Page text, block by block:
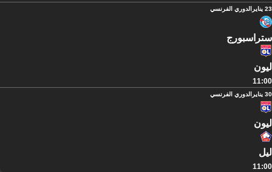
23 يناير الدوري الفرنسي
ستراسبورج
ليون
11:00
30 يناير الدوري الفرنسي
ليون
ليل
11:00